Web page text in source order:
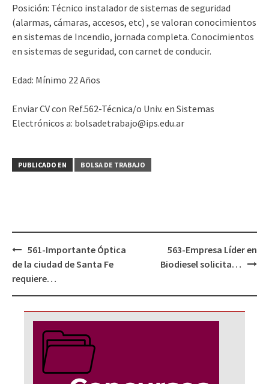
Posición: Técnico instalador de sistemas de seguridad
(alarmas, cámaras, accesos, etc) , se valoran conocimientos
en sistemas de Incendio, jornada completa. Conocimientos
en sistemas de seguridad, con carnet de conducir.
Edad: Mínimo 22 Años
Enviar CV con Ref.562-Técnica/o Univ. en Sistemas
Electrónicos a: bolsadetrabajo@ips.edu.ar
PUBLICADO EN BOLSA DE TRABAJO
Navegación
de
entradas
561-Importante Óptica
de la ciudad de Santa Fe
requiere…
563-Empresa Líder en
Biodiesel solicita…